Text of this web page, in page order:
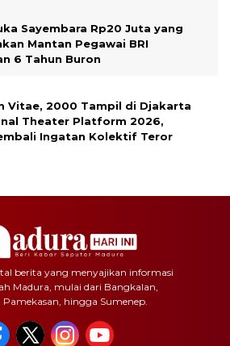
Sayembara Rp20 Juta yang
Mantan Pegawai BRI
6 Tahun Buron
Vitae, 2000 Tampil di Djakarta
Theater Platform 2026,
Ingatan Kolektif Teror
berita yang menyajikan informasi
Madura, mulai dari Bangkalan,
hingga Sumenep.